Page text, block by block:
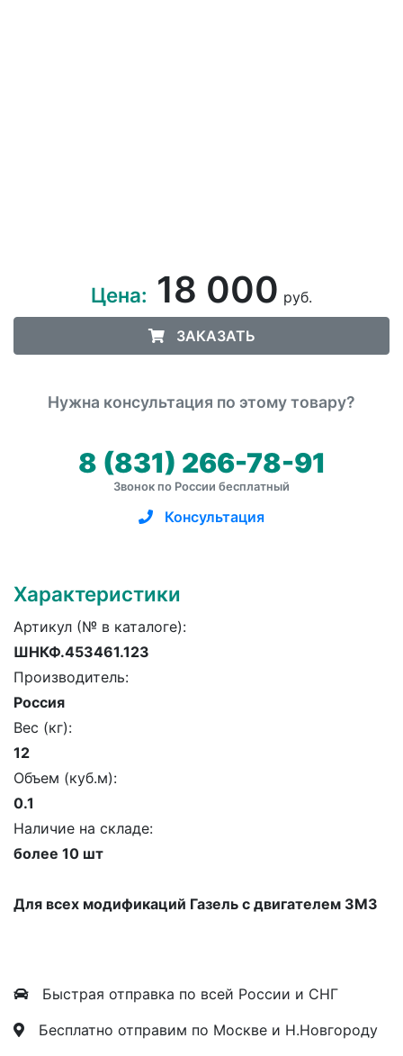
Цена: 18 000 руб.
ЗАКАЗАТЬ
Нужна консультация по этому товару?
8 (831) 266-78-91
Звонок по России бесплатный
Консультация
Характеристики
Артикул (№ в каталоге):
ШНКФ.453461.123
Производитель:
Россия
Вес (кг):
12
Объем (куб.м):
0.1
Наличие на складе:
более 10 шт
Для всех модификаций Газель с двигателем ЗМЗ
Быстрая отправка по всей России и СНГ
Бесплатно отправим по Москве и Н.Новгороду